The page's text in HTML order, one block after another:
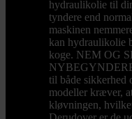
hydraulikolie til
tyndere end
maskinen
kan hydraulikolie
koge. NEM OG
til både sikkerhed
modeller kræver,
kløvningen,